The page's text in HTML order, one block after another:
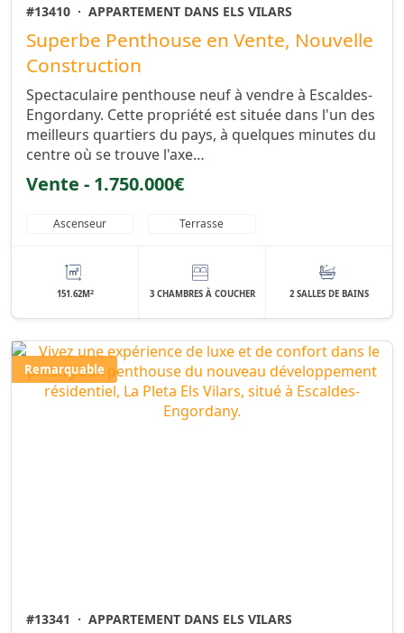
#13410 · APPARTEMENT DANS ELS VILARS
Superbe Penthouse en Vente, Nouvelle
Construction
Spectaculaire penthouse neuf à vendre à Escaldes-
Engordany. Cette propriété est située dans l'un des
meilleurs quartiers du pays, à quelques minutes du
centre où se trouve l'axe…
Vente - 1.750.000€
Ascenseur Terrasse
151.62M2 3 CHAMBRES À COUCHER 2 SALLES DE BAINS
Remarquable
#13341 · APPARTEMENT DANS ELS VILARS